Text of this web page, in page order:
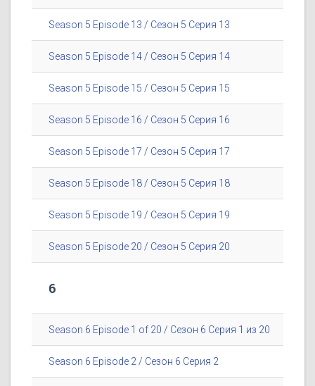
Season 5 Episode 13 / Сезон 5 Серия 13
Season 5 Episode 14 / Сезон 5 Серия 14
Season 5 Episode 15 / Сезон 5 Серия 15
Season 5 Episode 16 / Сезон 5 Серия 16
Season 5 Episode 17 / Сезон 5 Серия 17
Season 5 Episode 18 / Сезон 5 Серия 18
Season 5 Episode 19 / Сезон 5 Серия 19
Season 5 Episode 20 / Сезон 5 Серия 20
6
Season 6 Episode 1 of 20 / Сезон 6 Серия 1 из 20
Season 6 Episode 2 / Сезон 6 Серия 2